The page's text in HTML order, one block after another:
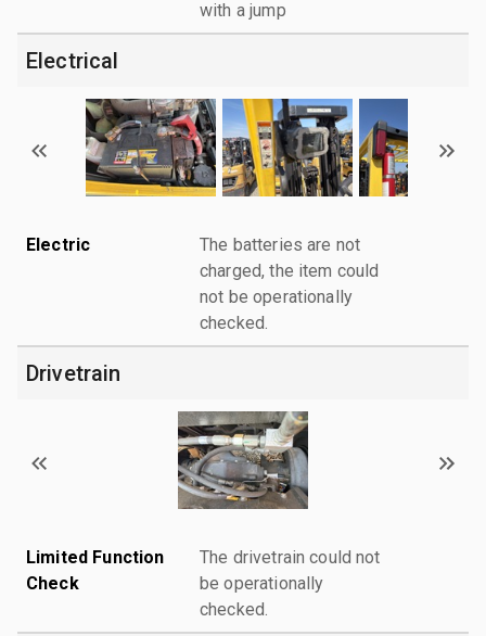
with a jump
Electrical
Electric
The batteries are not
charged, the item could
not be operationally
checked.
Drivetrain
Limited Function
Check
The drivetrain could not
be operationally
checked.